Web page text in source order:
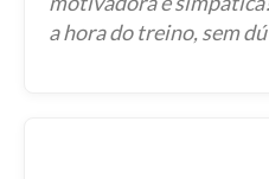
a hora do treino, sem